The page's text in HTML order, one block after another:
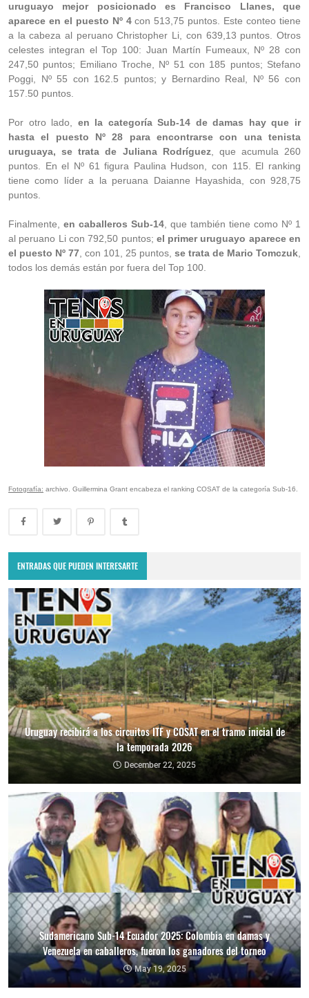
uruguayo mejor posicionado es Francisco Llanes, que
aparece en el puesto Nº 4con 513,75 puntos. Este conteo tiene
a la cabeza al peruano Christopher Li, con 639,13 puntos. Otros
celestes integran el Top 100: Juan Martín Fumeaux, Nº 28 con
247,50 puntos; Emiliano Troche, Nº 51 con 185 puntos; Stefano
Poggi, Nº 55 con 162.5 puntos; y Bernardino Real, Nº 56 con
157.50 puntos.
Por otro lado, en la categoría Sub-14 de damas hay que ir
hasta el puesto Nº 28 para encontrarse con una tenista
uruguaya, se trata de Juliana Rodríguez, que acumula 260
puntos. En el Nº 61 figura Paulina Hudson, con 115. El ranking
tiene como líder a la peruana Daianne Hayashida, con 928,75
puntos.
Finalmente, en caballeros Sub-14 , que también tiene como Nº 1
al peruano Li con 792,50 puntos; el primer uruguayo aparece en
el puesto Nº 77 , con 101, 25 puntos, se trata de Mario Tomczuk
todos los demás están por fuera del Top 100.
Fotografía: archivo. Guillermina Grant encabeza el ranking COSAT de la categoría Sub-16.
ENTRADAS QUE PUEDEN INTERESARTE
Uruguay recibirá a los circuitos ITF y COSAT en el tramo inicial de
la temporada 2026
December 22, 2025
Sudamericano Sub-14 Ecuador 2025: Colombia en damas y
Venezuela en caballeros, fueron los ganadores del torneo
May 19, 2025